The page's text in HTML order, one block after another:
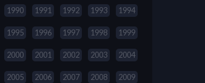
1990 1991 1992 1993 1994
1995 1996 1997 1998 1999
2000 2001 2002 2003 2004
2005 2006 2007 2008 2009